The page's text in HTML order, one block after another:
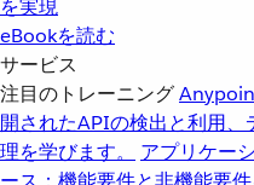
を実現
eBookを読む
サービス
注目のトレーニング
開されたAPIの検出と利用
理を学びます。
アプリケー